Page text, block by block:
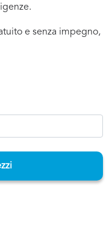
e senza impegno,